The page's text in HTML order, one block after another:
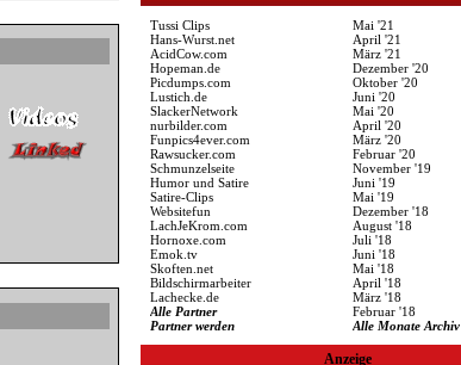
Tussi Clips
Hans-Wurst.net
AcidCow.com
Hopeman.de
Picdumps.com
Lustich.de
SlackerNetwork
nurbilder.com
Funpics4ever.com
Rawsucker.com
Schmunzelseite
Humor und Satire
Satire-Clips
Websitefun
LachJeKrom.com
Hornoxe.com
Emok.tv
Skoften.net
Bildschirmarbeiter
Lachecke.de
Alle Partner
Partner werden
Mai '21
April '21
März '21
Dezember '20
Oktober '20
Juni '20
Mai '20
April '20
März '20
Februar '20
November '19
Juni '19
Mai '19
Dezember '18
August '18
Juli '18
Juni '18
Mai '18
April '18
März '18
Februar '18
Alle Monate Archiv
Anzeige